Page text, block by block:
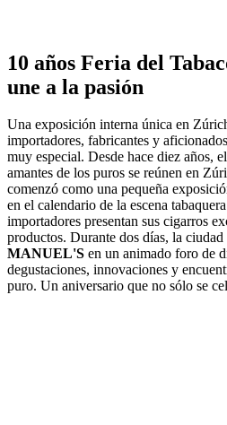
10 años Feria del
une a la pasión
Una exposición interna única en
importadores, fabricantes y
muy especial. Desde hace diez años, el
amantes de los puros se reúnen en
comenzó como una pequeña
en el calendario de la escena
importadores presentan sus cigarros
productos. Durante dos días, la ciudad
MANUEL'S en un animado foro de
degustaciones, innovaciones y
puro. Un aniversario que no sólo se